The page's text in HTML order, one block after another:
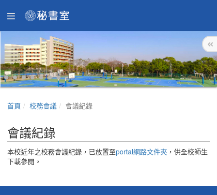
首頁 校務會議 會議紀錄
會議紀錄
本校近年之校務會議紀錄，已放置至portal網路文件夾 ，供全校師生
下載參閱。